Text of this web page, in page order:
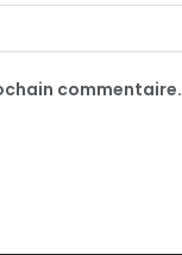
commentaire.